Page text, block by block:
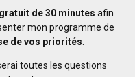
de 30 minutes afin
mon programme de
de vos priorités
toutes les questions